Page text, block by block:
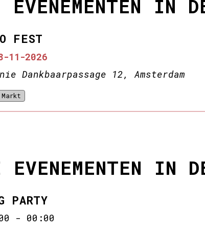
EVENEMENTEN IN
FEST
11-2026
Dankbaarpassage 12, Amsterdam
Markt
EVENEMENTEN IN
PARTY
- 00:00